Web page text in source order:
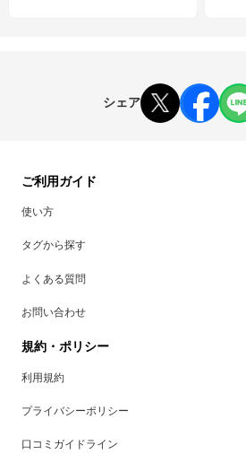
シェア
ご利用ガイド
使い方
タグから探す
よくある質問
お問い合わせ
規約・ポリシー
利用規約
プライバシーポリシー
口コミガイドライン